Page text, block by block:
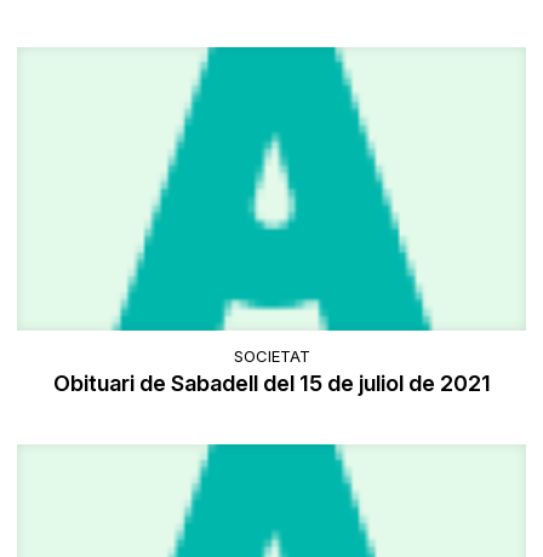
SOCIETAT
Obituari de Sabadell del 15 de juliol de 2021